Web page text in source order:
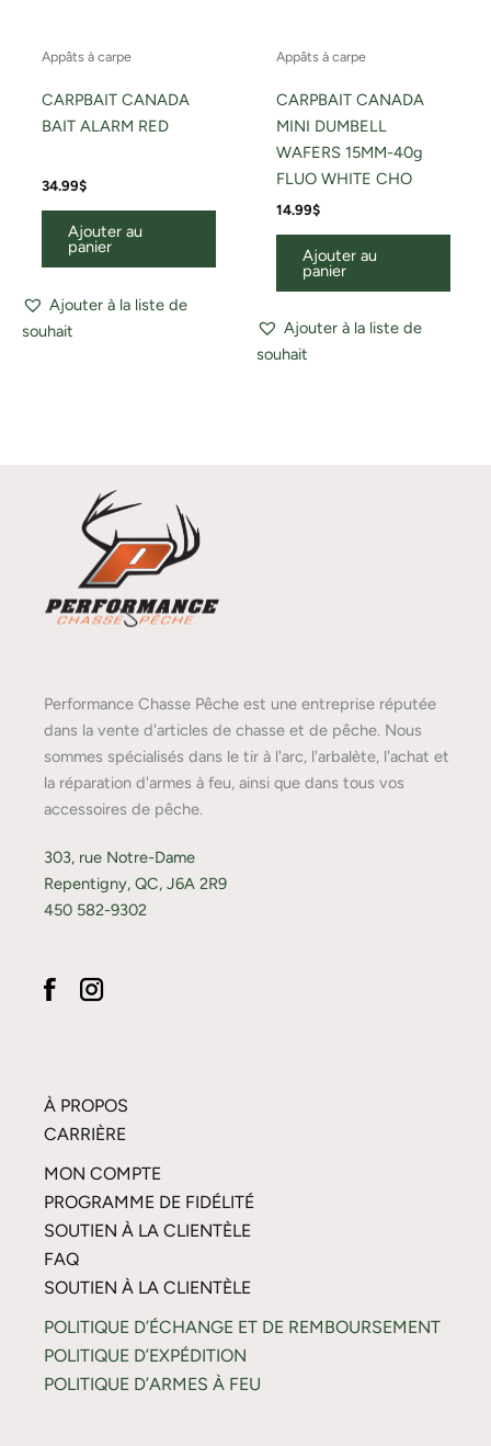
Appâts à carpe
CARPBAIT CANADA
BAIT ALARM RED
34.99$
Ajouter au
panier
Ajouter à la liste de
souhait
Appâts à carpe
CARPBAIT CANADA
MINI DUMBELL
WAFERS 15MM-40g
FLUO WHITE CHO
14.99$
Ajouter au
panier
Ajouter à la liste de
souhait
Performance Chasse Pêche est une entreprise réputée
dans la vente d'articles de chasse et de pêche. Nous
sommes spécialisés dans le tir à l'arc, l'arbalète, l'achat et
la réparation d'armes à feu, ainsi que dans tous vos
accessoires de pêche.
303, rue Notre-Dame
Repentigny, QC, J6A 2R9
450 582-9302
À PROPOS
CARRIÈRE
MON COMPTE
PROGRAMME DE FIDÉLITÉ
SOUTIEN À LA CLIENTÈLE
FAQ
SOUTIEN À LA CLIENTÈLE
POLITIQUE D’ÉCHANGE ET DE REMBOURSEMENT
POLITIQUE D’EXPÉDITION
POLITIQUE D’ARMES À FEU